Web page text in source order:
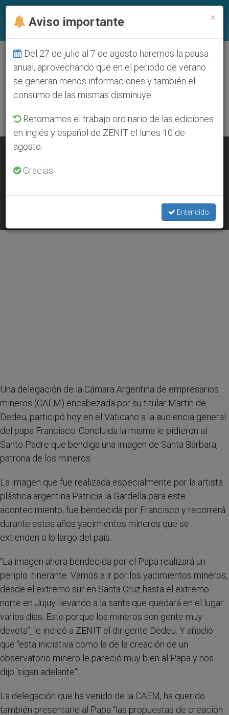
DÍA
Febrero 19th, 2014
ÚLTIMAS NOTICIAS
El Papa bendice una imagen de S. Bárbara. Visitará los
FEB 19, 2014 00:00
Una delegación de la Cámara Argentina de empresarios
mineros (CAEM) encabezada por su titular Martín de
Dedeu, participó hoy en el Vaticano a la audiencia general
del papa Francisco. Concluida la misma le pidieron al
Santo Padre que bendiga una imagen de Santa Bárbara,
patrona de los mineros.
La imagen que fue realizada especialmente por la artista
plástica argentina Patricia la Gardella para este
acontecimiento, fue bendecida por Francisco y recorrerá
durante estos años yacimientos mineros que se
extienden a lo largo del país.
“La imagen ahora bendecida por el Papa realizará un
periplo itinerante. Vamos a ir por los yacimientos mineros,
desde el extremo sur en Santa Cruz hasta el extremo
norte en Jujuy llevando a la santa que quedará en el lugar
varios días. Esto porque los mineros son gente muy
devota”, le indicó a ZENIT el dirigente Dedeu. Y añadió
que “esta iniciativa como la de la creación de un
observatorio minero le pareció muy bien al Papa y nos
dijo 'sigan adelante'”.
La delegación que ha venido de la CAEM, ha querido
también presentarle al Papa “las propuestas de creación
×
Aviso importante
Del 27 de julio al 7 de agosto haremos la pausa
anual, aprovechando que en el periodo de verano
se generan menos informaciones y también el
consumo de las mismas disminuye.
Retomamos el trabajo ordinario de las ediciones
en inglés y español de ZENIT el lunes 10 de
agosto.
Gracias.
Entendido